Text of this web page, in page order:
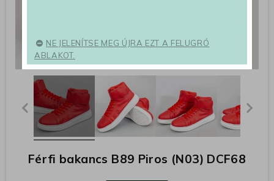
Férfi bakancs B89 Piros (N03) DCF68
NE JELENÍTSE MEG ÚJRA EZT A FELUGRÓ
ABLAKOT.